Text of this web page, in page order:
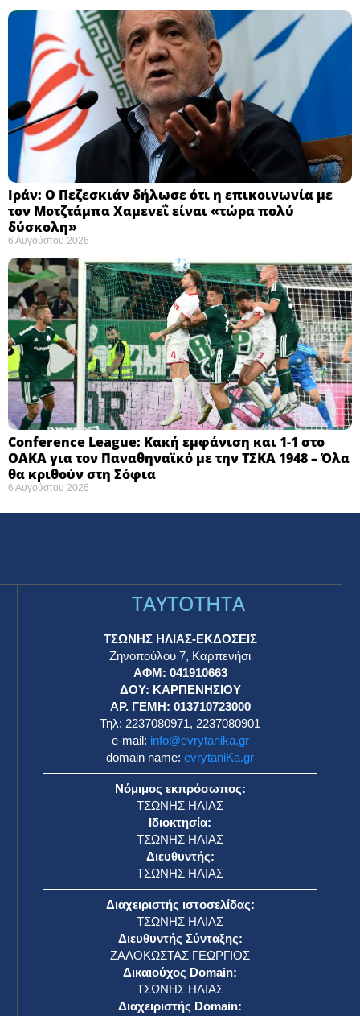
Ιράν: Ο Πεζεσκιάν δήλωσε ότι η επικοινωνία με
τον Μοτζτάμπα Χαμενεΐ είναι «τώρα πολύ
δύσκολη» ​
6 Αυγούστου 2026
Conference League: Κακή εμφάνιση και 1-1 στο
ΟΑΚΑ για τον Παναθηναϊκό με την ΤΣΚΑ 1948 – Όλα
θα κριθούν στη Σόφια ​
6 Αυγούστου 2026
TAYTOTHTA
ΤΣΩΝΗΣ ΗΛΙΑΣ-ΕΚΔΟΣΕΙΣ
Ζηνοπούλου 7, Καρπενήσι
ΑΦΜ: 041910663
ΔΟΥ: ΚΑΡΠΕΝΗΣΙΟΥ
ΑΡ. ΓΕΜΗ: 013710723000
Τηλ: 2237080971, 2237080901
e-mail: info@evrytanika.gr
domain name: evrytaniKa.gr
Νόμιμος εκπρόσωπος:
ΤΣΩΝΗΣ ΗΛΙΑΣ
Ιδιοκτησία:
ΤΣΩΝΗΣ ΗΛΙΑΣ
Διευθυντής:
ΤΣΩΝΗΣ ΗΛΙΑΣ
Διαχειριστής ιστοσελίδας:
ΤΣΩΝΗΣ ΗΛΙΑΣ
Διευθυντής Σύνταξης:
ΖΑΛΟΚΩΣΤΑΣ ΓΕΩΡΓΙΟΣ
Δικαιούχος Domain:
ΤΣΩΝΗΣ ΗΛΙΑΣ
Διαχειριστής Domain: